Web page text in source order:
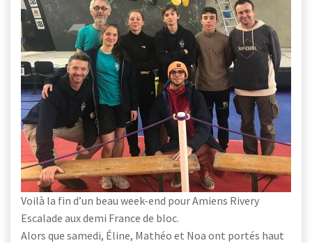
Voilà la fin d’un beau week-end pour Amiens Rivery
Escalade aux demi France de bloc.
Alors que samedi, Éline, Mathéo et Noa ont portés haut